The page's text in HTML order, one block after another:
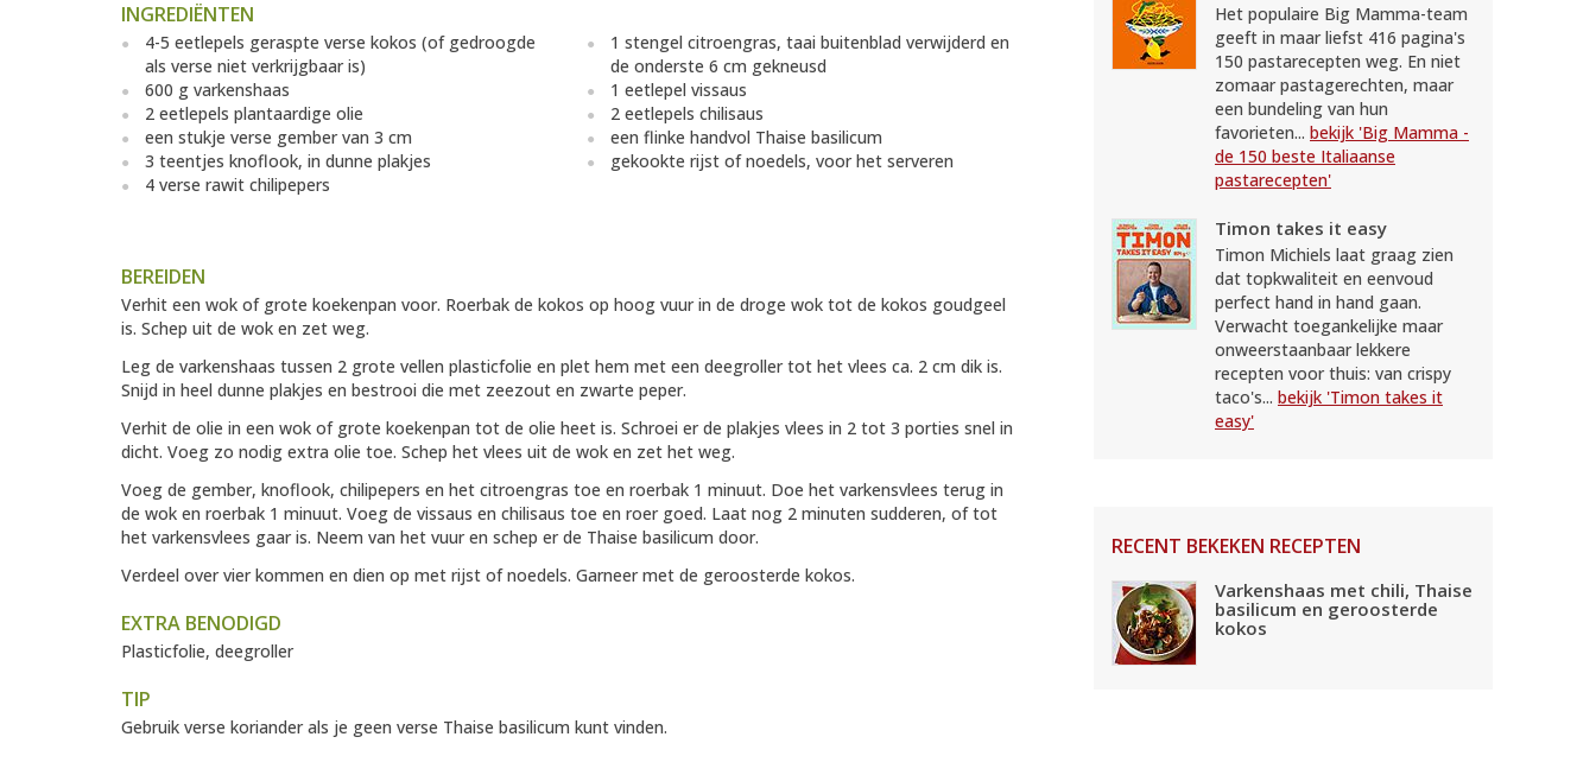
INGREDIËNTEN
4-5 eetlepels geraspte verse kokos (of gedroogde
als verse niet verkrijgbaar is)
600 g varkenshaas
2 eetlepels plantaardige olie
een stukje verse gember van 3 cm
3 teentjes knoflook, in dunne plakjes
4 verse rawit chilipepers
1 stengel citroengras, taai buitenblad verwijderd en
de onderste 6 cm gekneusd
1 eetlepel vissaus
2 eetlepels chilisaus
een flinke handvol Thaise basilicum
gekookte rijst of noedels, voor het serveren
BEREIDEN
Verhit een wok of grote koekenpan voor. Roerbak de kokos op hoog vuur in de droge wok tot de kokos goudgeel
is. Schep uit de wok en zet weg.
Leg de varkenshaas tussen 2 grote vellen plasticfolie en plet hem met een deegroller tot het vlees ca. 2 cm dik is.
Snijd in heel dunne plakjes en bestrooi die met zeezout en zwarte peper.
Verhit de olie in een wok of grote koekenpan tot de olie heet is. Schroei er de plakjes vlees in 2 tot 3 porties snel in
dicht. Voeg zo nodig extra olie toe. Schep het vlees uit de wok en zet het weg.
Voeg de gember, knoflook, chilipepers en het citroengras toe en roerbak 1 minuut. Doe het varkensvlees terug in
de wok en roerbak 1 minuut. Voeg de vissaus en chilisaus toe en roer goed. Laat nog 2 minuten sudderen, of tot
het varkensvlees gaar is. Neem van het vuur en schep er de Thaise basilicum door.
Verdeel over vier kommen en dien op met rijst of noedels. Garneer met de geroosterde kokos.
EXTRA BENODIGD
Plasticfolie, deegroller
TIP
Gebruik verse koriander als je geen verse Thaise basilicum kunt vinden.
Het populaire Big Mamma-team
geeft in maar liefst 416 pagina's
150 pastarecepten weg. En niet
zomaar pastagerechten, maar
een bundeling van hun
favorieten... bekijk 'Big Mamma -
de 150 beste Italiaanse
pastarecepten'
Timon takes it easy
Timon Michiels laat graag zien
dat topkwaliteit en eenvoud
perfect hand in hand gaan.
Verwacht toegankelijke maar
onweerstaanbaar lekkere
recepten voor thuis: van crispy
taco's... bekijk 'Timon takes it
easy'
RECENT BEKEKEN RECEPTEN
Varkenshaas met chili, Thaise
basilicum en geroosterde
kokos